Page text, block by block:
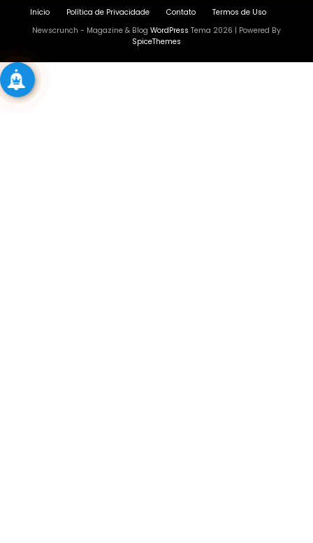
Início Política de Privacidade Contato
Termos de Uso
Newscrunch - Magazine & Blog WordPress Tema 2026 | Powered By
SpiceThemes